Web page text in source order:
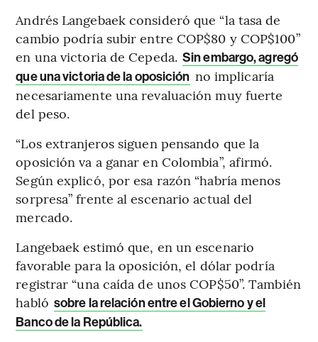
Andrés Langebaek consideró que “la tasa de
cambio podría subir entre COP$80 y COP$100”
en una victoria de Cepeda. Sin embargo, agregó
que una victoria de la oposición no implicaría
necesariamente una revaluación muy fuerte
del peso.
“Los extranjeros siguen pensando que la
oposición va a ganar en Colombia”, afirmó.
Según explicó, por esa razón “habría menos
sorpresa” frente al escenario actual del
mercado.
Langebaek estimó que, en un escenario
favorable para la oposición, el dólar podría
registrar “una caída de unos COP$50”. También
habló sobre la relación entre el Gobierno y el
Banco de la República.